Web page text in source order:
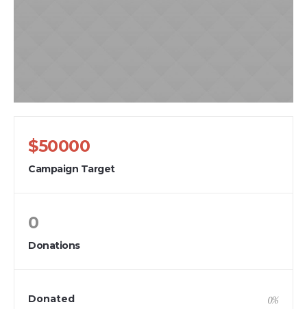
$50000
Campaign Target
0
Donations
Donated 0%